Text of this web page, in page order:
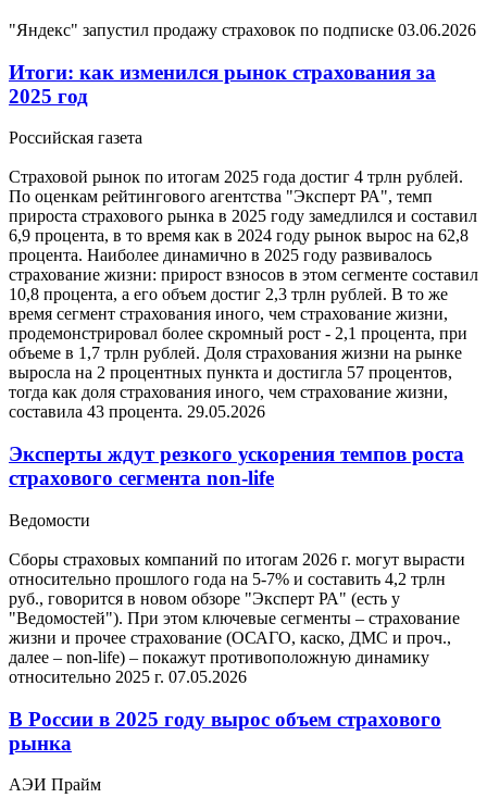
"Яндекс" запустил продажу страховок по подписке 03.06.2026
Итоги: как изменился рынок страхования за
2025 год
Российская газета
Страховой рынок по итогам 2025 года достиг 4 трлн рублей.
По оценкам рейтингового агентства "Эксперт РА", темп
прироста страхового рынка в 2025 году замедлился и составил
6,9 процента, в то время как в 2024 году рынок вырос на 62,8
процента. Наиболее динамично в 2025 году развивалось
страхование жизни: прирост взносов в этом сегменте составил
10,8 процента, а его объем достиг 2,3 трлн рублей. В то же
время сегмент страхования иного, чем страхование жизни,
продемонстрировал более скромный рост - 2,1 процента, при
объеме в 1,7 трлн рублей. Доля страхования жизни на рынке
выросла на 2 процентных пункта и достигла 57 процентов,
тогда как доля страхования иного, чем страхование жизни,
составила 43 процента. 29.05.2026
Эксперты ждут резкого ускорения темпов роста
страхового сегмента non-life
Ведомости
Сборы страховых компаний по итогам 2026 г. могут вырасти
относительно прошлого года на 5-7% и составить 4,2 трлн
руб., говорится в новом обзоре "Эксперт РА" (есть у
"Ведомостей"). При этом ключевые сегменты – страхование
жизни и прочее страхование (ОСАГО, каско, ДМС и проч.,
далее – non-life) – покажут противоположную динамику
относительно 2025 г. 07.05.2026
В России в 2025 году вырос объем страхового
рынка
АЭИ Прайм